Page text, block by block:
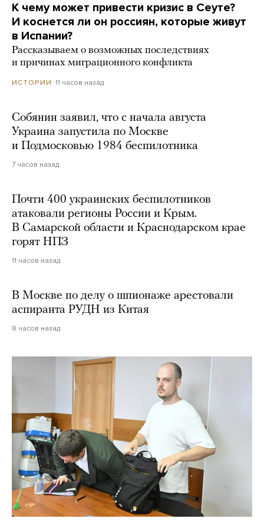
К чему может привести кризис в Сеуте?
И коснется ли он россиян, которые живут
в Испании?
Рассказываем о возможных последствиях
и причинах миграционного конфликта
ИСТОРИИ 11 часов назад
Собянин заявил, что с начала августа
Украина запустила по Москве
и Подмосковью 1984 беспилотника
7 часов назад
Почти 400 украинских беспилотников
атаковали регионы России и Крым.
В Самарской области и Краснодарском крае
горят НПЗ
11 часов назад
В Москве по делу о шпионаже арестовали
аспиранта РУДН из Китая
8 часов назад